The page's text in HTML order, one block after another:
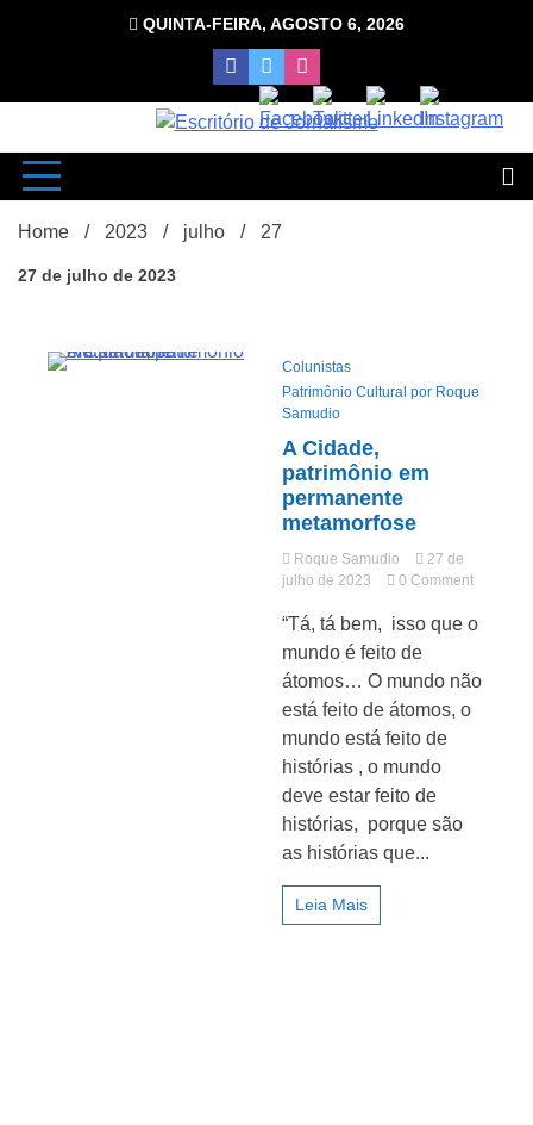
QUINTA-FEIRA, AGOSTO 6, 2026
de
com Luciana Leão
Home 2023 julho 27
27 de julho de 2023
Colunistas
Patrimônio Cultural por Roque
Samudio
A Cidade,
patrimônio em
permanente
metamorfose
Roque Samudio
27 de
julho de 2023
0 Commenton
Cidade,
“Tá, tá bem, isso que o
mundo é feito de
átomos… O mundo não
está feito de átomos, o
mundo está feito de
histórias , o mundo
deve estar feito de
histórias, porque são
as histórias que...
Leia Mais